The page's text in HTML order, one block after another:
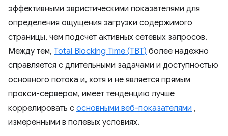
эффективными эвристическими показателями для
определения ощущения загрузки содержимого
страницы, чем подсчет активных сетевых запросов.
Между тем, Total Blocking Time (TBT) более надежно
справляется с длительными задачами и доступностью
основного потока и, хотя и не является прямым
прокси-сервером, имеет тенденцию лучше
коррелировать с основными веб-показателями ,
измеренными в полевых условиях.